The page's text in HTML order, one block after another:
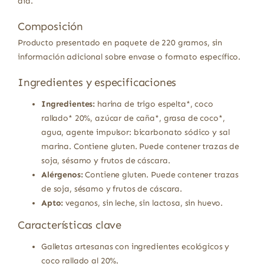
Composición
Producto presentado en paquete de 220 gramos, sin
información adicional sobre envase o formato específico.
Ingredientes y especificaciones
Ingredientes: harina de trigo espelta*, coco
rallado* 20%, azúcar de caña*, grasa de coco*,
agua, agente impulsor: bicarbonato sódico y sal
marina. Contiene gluten. Puede contener trazas de
soja, sésamo y frutos de cáscara.
Alérgenos:Contiene gluten. Puede contener trazas
de soja, sésamo y frutos de cáscara.
Apto: veganos, sin leche, sin lactosa, sin huevo.
Características clave
Galletas artesanas con ingredientes ecológicos y
coco rallado al 20%.